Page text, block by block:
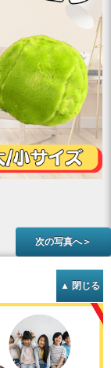
次の写真へ＞